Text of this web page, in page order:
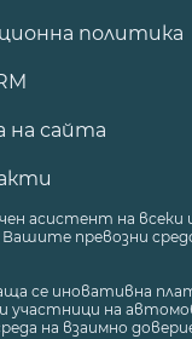
политика
на сайта
асистент на всеки
превозни
се иновативна
участници на
на взаимно